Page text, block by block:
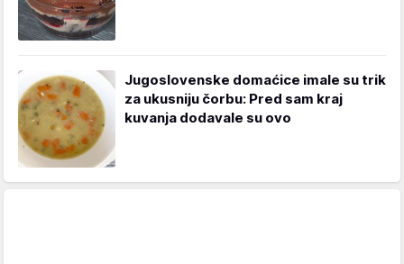
Jugoslovenske domaćice imale su trik
za ukusniju čorbu: Pred sam kraj
kuvanja dodavale su ovo